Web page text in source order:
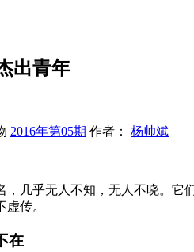
出青年
2016年第05期 作者： 杨帅斌
，几乎无人不知，无人不晓。
传。
在